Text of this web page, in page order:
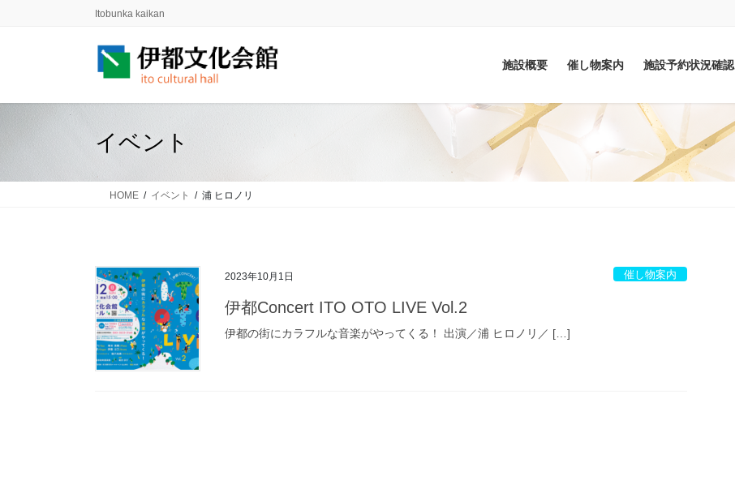
に
ョ
動
Itobunka kaikan
施設概要 催し物案内 施設予約状況確認
イベント
HOME イベント 浦 ヒロノリ
2023年10月1日 催し物案内
伊都Concert ITO OTO LIVE Vol.2
伊都の街にカラフルな音楽がやってくる！ 出演／浦 ヒロノリ／ […]